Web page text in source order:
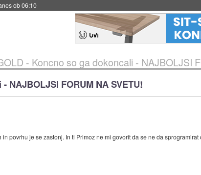
- Koncno so ga dokoncali - NAJBOLJSI
NAJBOLJSI FORUM NA SVETU!
povrhu je se zastonj. In ti Primoz ne mi govorit da se ne da sprogramirat